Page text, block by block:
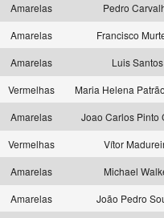
Amarelas
Pedro
Amarelas
Francisco
Amarelas
Luis Santos
Vermelhas
Maria Helena
Amarelas
Joao Carlos Pinto
Vermelhas
Vítor
Amarelas
Michael
Amarelas
João Pedro